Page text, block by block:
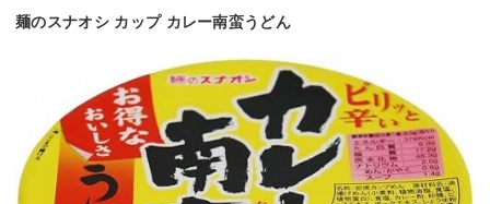
麺のスナオシ カップ カレー南蛮うどん